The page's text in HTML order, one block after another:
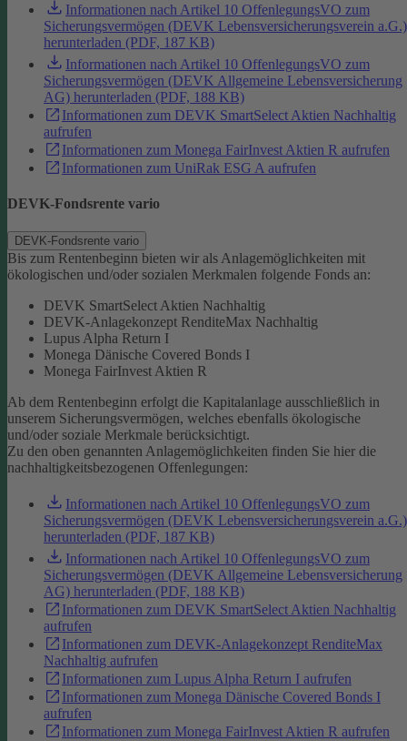
Informationen nach Artikel 10 OffenlegungsVO zum
Sicherungsvermögen (DEVK Lebensversicherungsverein a.G.)
herunterladen (PDF, 187 KB)
Informationen nach Artikel 10 OffenlegungsVO zum
Sicherungsvermögen (DEVK Allgemeine Lebensversicherung
AG) herunterladen (PDF, 188 KB)
Informationen zum DEVK SmartSelect Aktien Nachhaltig
aufrufen
Informationen zum Monega FairInvest Aktien R aufrufen
Informationen zum UniRak ESG A aufrufen
DEVK-Fondsrente vario
DEVK-Fondsrente vario
Bis zum Rentenbeginn bieten wir als Anlagemöglichkeiten mit
ökologischen und/oder sozialen Merkmalen folgende Fonds an:
DEVK SmartSelect Aktien Nachhaltig
DEVK-Anlagekonzept RenditeMax Nachhaltig
Lupus Alpha Return I
Monega Dänische Covered Bonds I
Monega FairInvest Aktien R
Ab dem Rentenbeginn erfolgt die Kapitalanlage ausschließlich in
unserem Sicherungsvermögen, welches ebenfalls ökologische
und/oder soziale Merkmale berücksichtigt.
Zu den oben genannten Anlagemöglichkeiten finden Sie hier die
nachhaltigkeitsbezogenen Offenlegungen:
Informationen nach Artikel 10 OffenlegungsVO zum
Sicherungsvermögen (DEVK Lebensversicherungsverein a.G.)
herunterladen (PDF, 187 KB)
Informationen nach Artikel 10 OffenlegungsVO zum
Sicherungsvermögen (DEVK Allgemeine Lebensversicherung
AG) herunterladen (PDF, 188 KB)
Informationen zum DEVK SmartSelect Aktien Nachhaltig
aufrufen
Informationen zum DEVK-Anlagekonzept RenditeMax
Nachhaltig aufrufen
Informationen zum Lupus Alpha Return I aufrufen
Informationen zum Monega Dänische Covered Bonds I
aufrufen
Informationen zum Monega FairInvest Aktien R aufrufen